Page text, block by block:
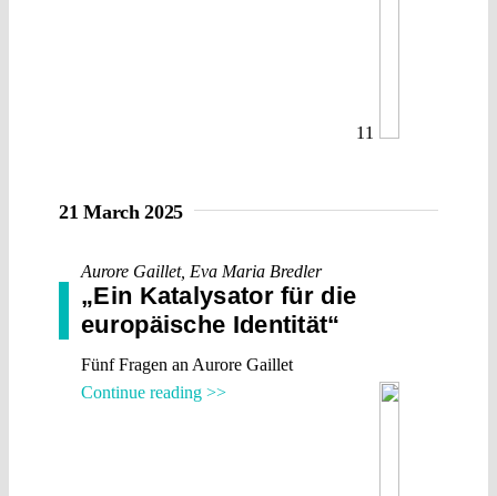
11
21 March 2025
Aurore Gaillet, Eva Maria Bredler
„Ein Katalysator für die
europäische Identität“
Fünf Fragen an Aurore Gaillet
Continue reading >>